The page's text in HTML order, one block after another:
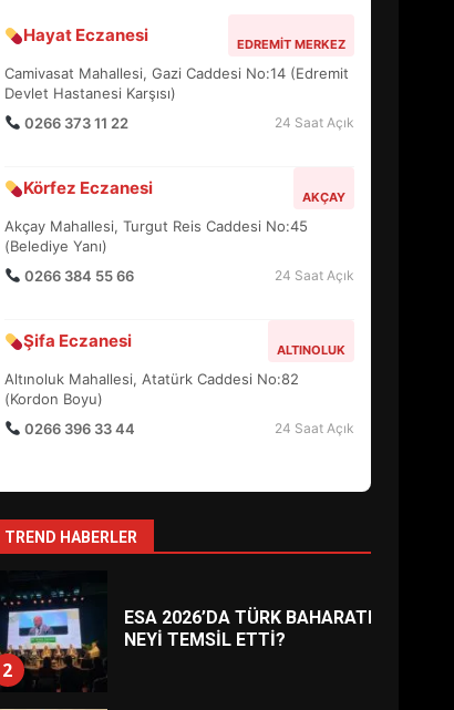
Hayat Eczanesi EDREMIT MERKEZ
Camivasat Mahallesi, Gazi Caddesi No:14 (Edremit
Devlet Hastanesi Karşısı)
0266 373 11 22
24 Saat Açık
Körfez Eczanesi AKÇAY
Akçay Mahallesi, Turgut Reis Caddesi No:45
(Belediye Yanı)
0266 384 55 66
24 Saat Açık
Şifa Eczanesi ALTINOLUK
Altınoluk Mahallesi, Atatürk Caddesi No:82
(Kordon Boyu)
0266 396 33 44
24 Saat Açık
TREND HABERLER
5
BALIKESİR MÜZELERİNDE
SÜRE UZATILDI: NE DEĞİŞTİ?
6
BURHANİYE SATRANÇ
DEĞİŞTİRİYOR?
7
BURHANİYE
BELEDİYESPOR’DA YENİ
YÖNETİM NASIL ŞEKİLLENDİ?
1
HAREKETE GEÇİYOR: GÖZLER
2
ESA 2026’DA TÜRK BAHARATI
NEYİ TEMSİL ETTİ?